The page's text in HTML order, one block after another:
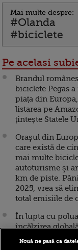
Mai multe despre:
#Olanda
#biciclete
Pe acelasi
Brandul
biciclete Pegas
piața din
listarea pe
țintește Statele
Oraşul din
care există de
mai multe
autoturisme şi
km de piste.
2025, vrea să
total emisiile de
În lupta cu
încălzirea
orașe interzic
Nouă ne pasă ca